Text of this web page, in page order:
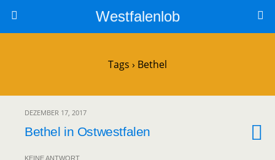
Westfalenlob
Tags › Bethel
DEZEMBER 17, 2017
Bethel in Ostwestfalen
KEINE ANTWORT